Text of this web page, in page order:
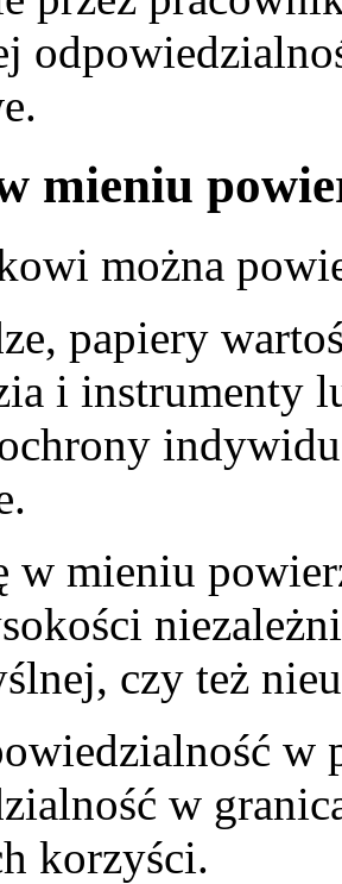
mieniu
można
papiery
i instrumenty
w mieniu
czy też
w
w
korzyści.